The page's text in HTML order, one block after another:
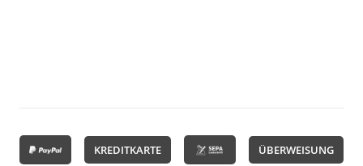
KREDITKARTE ÜBERWEISUNG